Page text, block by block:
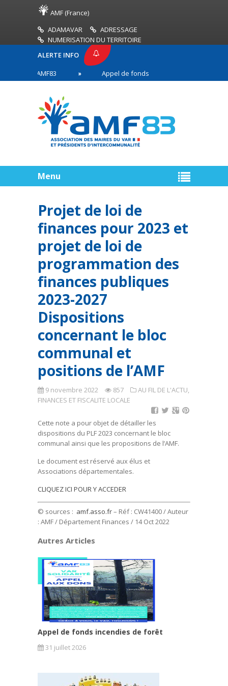
AMF (France)
ADAMAVAR
ADRESSAGE
NUMERISATION DU TERRITOIRE
ALERTE INFO
AMF83
Appel de fonds incendies de forêt
en première ligne
Menu
Projet de loi de
finances pour 2023 et
projet de loi de
programmation des
finances publiques
2023-2027
Dispositions
concernant le bloc
communal et
positions de l’AMF
9 novembre 2022 857 AU FIL DE L'ACTU,
FINANCES ET FISCALITE LOCALE
Cette note a pour objet de détailler les
dispositions du PLF 2023 concernant le bloc
communal ainsi que les propositions de l’AMF.
Le document est réservé aux élus et
Associations départementales.
CLIQUEZ ICI POUR Y ACCEDER
© sources : amf.asso.fr– Réf : CW41400 / Auteur
: AMF / Département Finances / 14 Oct 2022
Autres Articles
Appel de fonds incendies de forêt
31 juillet 2026